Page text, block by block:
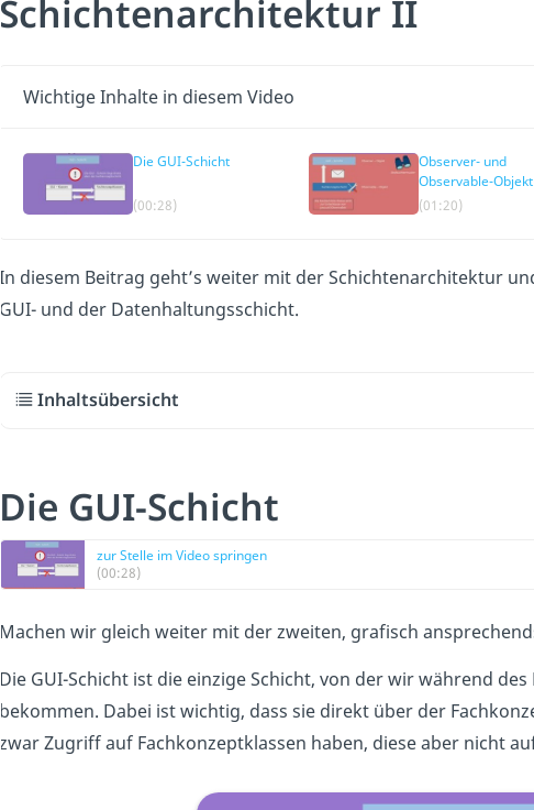
Schichtenarchitektur II
Wichtige Inhalte in diesem Video
Die GUI-Schicht
(00:28)
Observer- und
Observable-Objekt
(01:20)
In diesem Beitrag geht’s weiter mit der Schichtenarchitektur
GUI- und der Datenhaltungsschicht.
Inhaltsübersicht
Die GUI-Schicht
zur Stelle im Video springen
(00:28)
Machen wir gleich weiter mit der zweiten, grafisch
Die GUI-Schicht ist die einzige Schicht, von der wir während
bekommen. Dabei ist wichtig, dass sie direkt über der
zwar Zugriff auf Fachkonzeptklassen haben, diese aber nicht